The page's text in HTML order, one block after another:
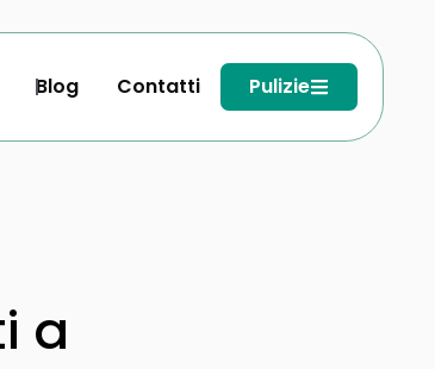
Blog Contatti Pulizie
a